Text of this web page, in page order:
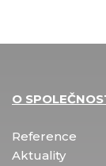
O
Reference
Aktuality